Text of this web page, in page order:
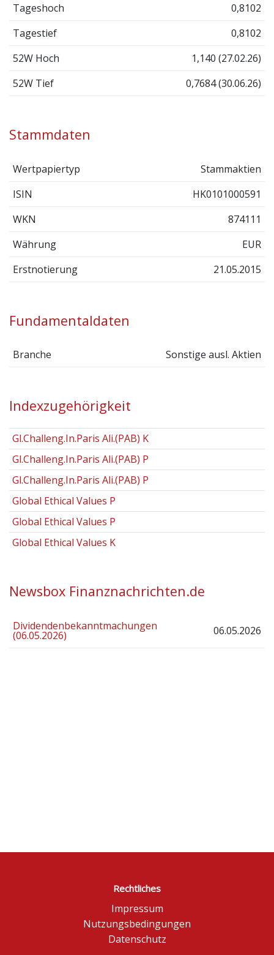
Tageshoch
0,8102
Tagestief
0,8102
52W Hoch
1,140 (27.02.26)
52W Tief
0,7684 (30.06.26)
Stammdaten
Wertpapiertyp
Stammaktien
ISIN
HK0101000591
WKN
874111
Währung
EUR
Erstnotierung
21.05.2015
Fundamentaldaten
Branche Sonstige ausl. Aktien
Indexzugehörigkeit
Gl.Challeng.In.Paris Ali.(PAB) K
Gl.Challeng.In.Paris Ali.(PAB) P
Gl.Challeng.In.Paris Ali.(PAB) P
Global Ethical Values P
Global Ethical Values P
Global Ethical Values K
Newsbox Finanznachrichten.de
Dividendenbekanntmachungen
(06.05.2026) 06.05.2026
Rechtliches
Impressum
Nutzungsbedingungen
Datenschutz